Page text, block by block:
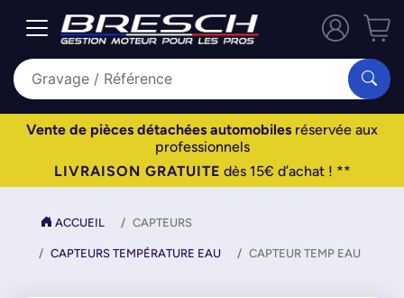
Vente de pièces détachées automobiles réservée aux
professionnels
LIVRAISON GRATUITE dès 15€ d’achat ! **
ACCUEIL CAPTEURS
CAPTEURS TEMPÉRATURE EAU CAPTEUR TEMP EAU